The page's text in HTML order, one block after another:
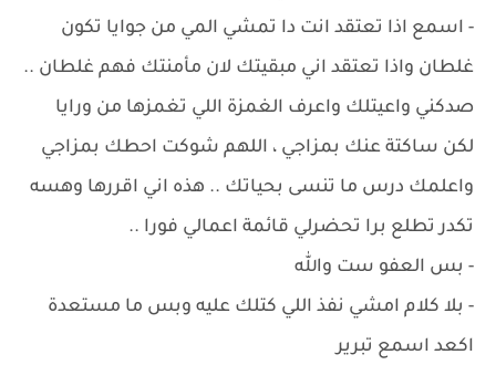
- اسمع اذا تعتقد انت دا تمشي المي من جوايا تكون
غلطان واذا تعتقد اني مبقيتك لان مأمنتك فهم غلطان ..
صدكني واعيتلك واعرف الغمزة اللي تغمزها من ورايا
لكن ساكتة عنك بمزاجي ، اللهم شوكت احطك بمزاجي
واعلمك درس ما تنسى بحياتك .. هذه اني اقررها وهسه
تكدر تطلع برا تحضرلي قائمة اعمالي فورا ..
- بس العفو ست والله
- بلا كلام امشي نفذ اللي كتلك عليه وبس ما مستعدة
اكعد اسمع تبرير